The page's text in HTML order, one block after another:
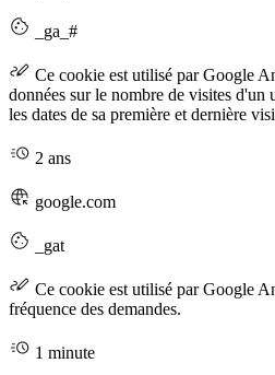
_ga_#
Ce cookie est utilisé par Google
données sur le nombre de visites d'un
les dates de sa première et dernière
2 ans
google.com
_gat
Ce cookie est utilisé par Google
fréquence des demandes.
1 minute